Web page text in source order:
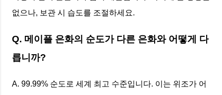
없으나, 보관 시 습도를 조절하세요.
Q. 메이플 은화의 순도가 다른 은화와 어떻게 다
릅니까?
A. 99.99% 순도로 세계 최고 수준입니다. 이는 위조가 어